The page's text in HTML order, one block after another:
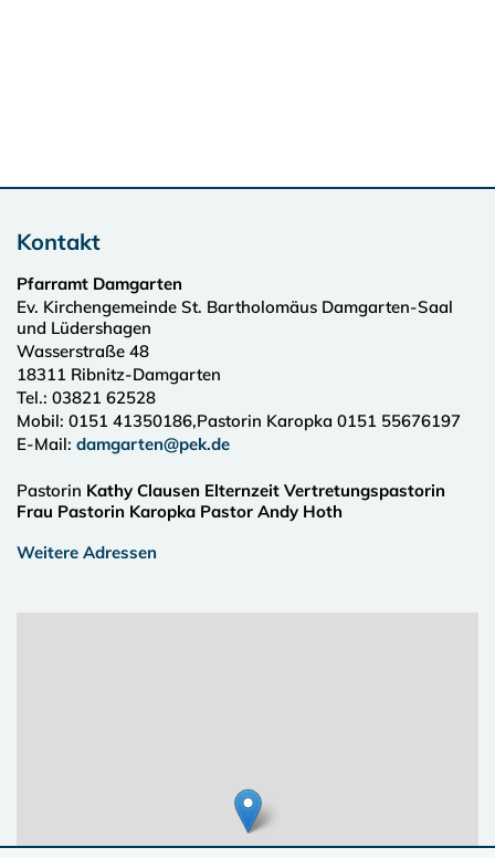
Kontakt
Pfarramt Damgarten
Ev. Kirchengemeinde St. Bartholomäus Damgarten-Saal
und Lüdershagen
Wasserstraße 48
18311 Ribnitz-Damgarten
Tel.: 03821 62528
Mobil: 0151 41350186,Pastorin Karopka 0151 55676197
E-Mail: damgarten@pek.de
Pastorin Kathy Clausen Elternzeit Vertretungspastorin
Frau Pastorin Karopka Pastor Andy Hoth
Weitere Adressen